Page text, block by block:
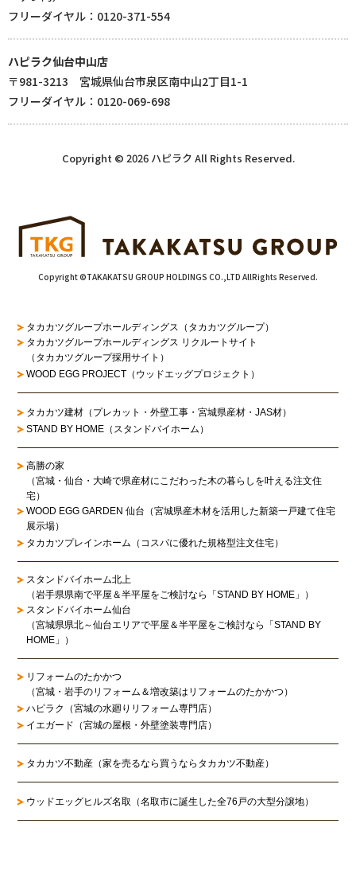
フリーダイヤル：0120-371-554
ハピラク仙台中山店
〒981-3213 宮城県仙台市泉区南中山2丁目1-1
フリーダイヤル：0120-069-698
Copyright © 2026 ハピラク All Rights Reserved.
Copyright ©TAKAKATSU GROUP HOLDINGS CO.,LTD AllRights Reserved.
タカカツグループホールディングス（タカカツグループ）
タカカツグループホールディングス リクルートサイト
（タカカツグループ採用サイト）
WOOD EGG PROJECT（ウッドエッグプロジェクト）
タカカツ建材（プレカット・外壁工事・宮城県産材・JAS材）
STAND BY HOME（スタンドバイホーム）
高勝の家
（宮城・仙台・大崎で県産材にこだわった木の暮らしを叶える注文住
宅）
WOOD EGG GARDEN 仙台（宮城県産木材を活用した新築一戸建て住宅
展示場）
タカカツプレインホーム（コスパに優れた規格型注文住宅）
スタンドバイホーム北上
（岩手県県南で平屋＆半平屋をご検討なら「STAND BY HOME」）
スタンドバイホーム仙台
（宮城県県北～仙台エリアで平屋＆半平屋をご検討なら「STAND BY
HOME」）
リフォームのたかかつ
（宮城・岩手のリフォーム＆増改築はリフォームのたかかつ）
ハピラク（宮城の水廻りリフォーム専門店）
イエガード（宮城の屋根・外壁塗装専門店）
タカカツ不動産（家を売るなら買うならタカカツ不動産）
ウッドエッグヒルズ名取（名取市に誕生した全76戸の大型分譲地）